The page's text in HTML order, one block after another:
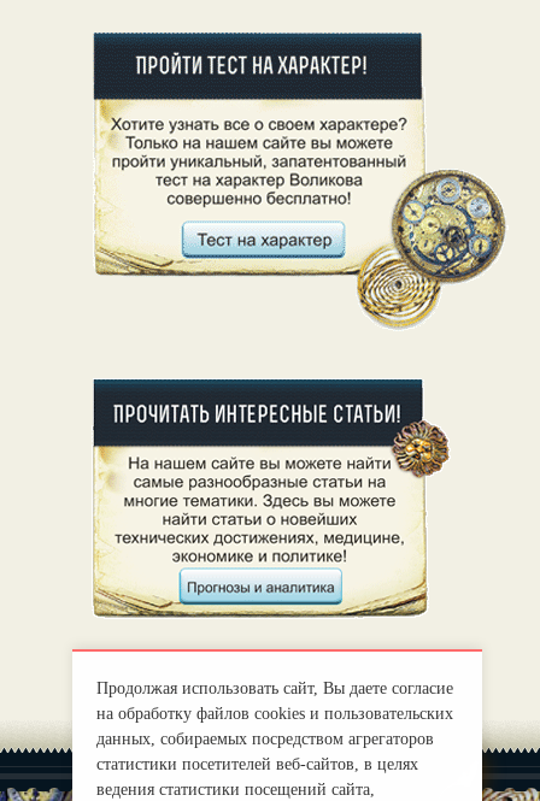
Продолжая использовать сайт, Вы даете согласие
на обработку файлов cookies и пользовательских
данных, собираемых посредством агрегаторов
статистики посетителей веб-сайтов, в целях
ведения статистики посещений сайта,